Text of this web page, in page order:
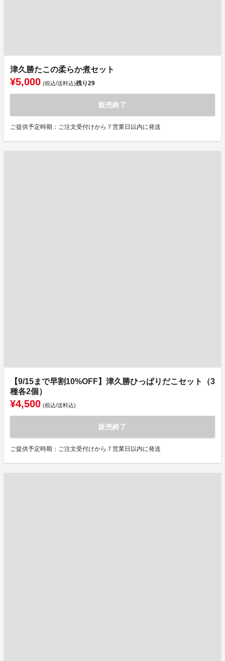
津久勝たこの柔らか煮セット
¥5,000 (税込/送料込)残り29
販売終了
ご提供予定時期：ご注文受付けから７営業日以内に発送
【9/15まで早割10%OFF】津久勝ひっぱりだこセット（3
種各2個）
¥4,500 (税込/送料込)
販売終了
ご提供予定時期：ご注文受付けから７営業日以内に発送